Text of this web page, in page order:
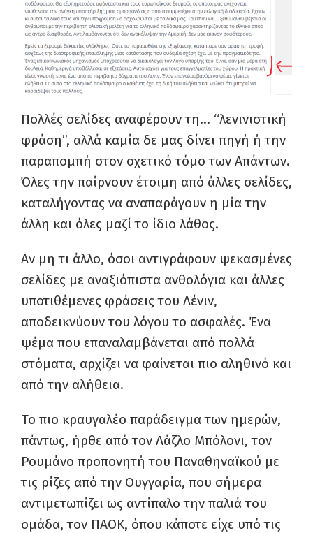
Πολλές σελίδες αναφέρουν τη… “λενινιστική
φράση”, αλλά καμία δε μας δίνει πηγή ή την
παραπομπή στον σχετικό τόμο των Απάντων.
Όλες την παίρνουν έτοιμη από άλλες σελίδες,
καταλήγοντας να αναπαράγουν η μία την
άλλη και όλες μαζί το ίδιο λάθος.
Αν μη τι άλλο, όσοι αντιγράφουν ψεκασμένες
σελίδες με αναξιόπιστα ανθολόγια και άλλες
υποτιθέμενες φράσεις του Λένιν,
αποδεικνύουν του λόγου το ασφαλές. Ένα
ψέμα που επαναλαμβάνεται από πολλά
στόματα, αρχίζει να φαίνεται πιο αληθινό και
από την αλήθεια.
Το πιο κραυγαλέο παράδειγμα των ημερών,
πάντως, ήρθε από τον Λάζλο Μπόλονι, τον
Ρουμάνο προπονητή του Παναθηναϊκού με
τις ρίζες από την Ουγγαρία, που σήμερα
αντιμετωπίζει ως αντίπαλο την παλιά του
ομάδα, τον ΠΑΟΚ, όπου κάποτε είχε υπό τις